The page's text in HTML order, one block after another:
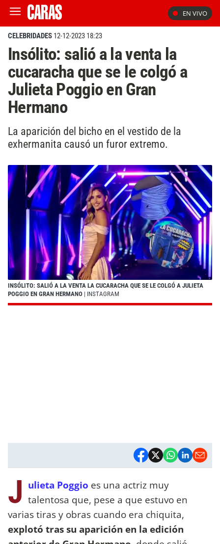
EN VIVO
CELEBRIDADES 12-12-2023 18:23
Insólito: salió a la venta la
cucaracha que se le colgó a
Julieta Poggio en Gran
Hermano
La aparición del bicho en el vestido de la
exhermanita causó un furor extremo.
INSÓLITO: SALIÓ A LA VENTA LA CUCARACHA QUE SE LE COLGÓ A JULIETA
POGGIO EN GRAN HERMANO | INSTAGRAM
J ulieta Poggio es una actriz muy
talentosa que, pese a que estuvo en
varias tiras y obras cuando era chiquita,
explotó tras su aparición en la edición